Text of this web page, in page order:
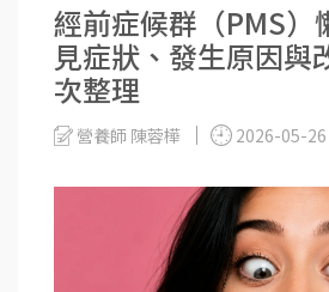
經前症候群（PMS）
見症狀、發生原因與
次整理
營養師 陳蓉樺 2026-05-26